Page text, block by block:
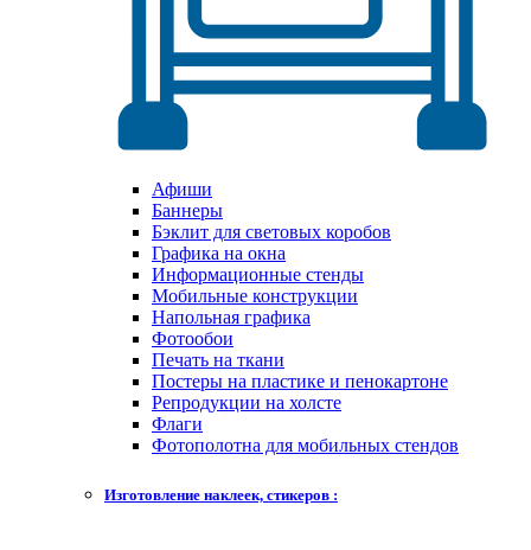
Афиши
Баннеры
Бэклит для световых коробов
Графика на окна
Информационные стенды
Мобильные конструкции
Напольная графика
Фотообои
Печать на ткани
Постеры на пластике и пенокартоне
Репродукции на холсте
Флаги
Фотополотна для мобильных стендов
Изготовление наклеек, стикеров :